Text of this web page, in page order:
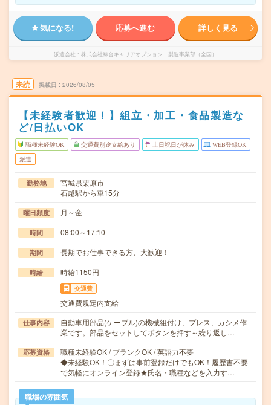
気になる! 応募へ進む 詳しく見る
派遣会社 株式会社綜合キャリアオプション 製造事業部（全国）
未読 掲載日 2026/08/05
【未経験者歓迎！】組立・加工・食品製造な
ど/日払いOK
職種未経験OK 交通費別途支給あり 土日祝日が休み WEB登録OK
派遣
勤務地
宮城県栗原市
石越駅から車15分
曜日頻度 月～金
時間 08:00～17:10
期間 長期でお仕事できる方、大歓迎！
時給 時給1150円
交通費
交通費規定内支給
仕事内容
自動車用部品(ケーブル)の機械組付け、プレス、カシメ作
業です。部品をセットしてボタンを押す～繰り返し…
応募資格
職種未経験OK / ブランクOK / 英語力不要
◆未経験OK！〇まずは事前登録だけでもOK！履歴書不要
で気軽にオンライン登録★氏名・職種などを入力す…
職場の雰囲気